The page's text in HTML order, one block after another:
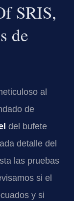
SRIS,
de
al
de
del bufete
detalle del
las pruebas
si el
y si